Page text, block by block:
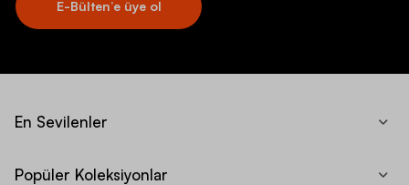
E-Bülten’e üye ol
En Sevilenler
Popüler Koleksiyonlar